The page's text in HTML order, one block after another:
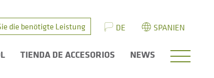
die benötigte Leistung DE SPANIEN
TIENDA DE ACCESORIOS NEWS